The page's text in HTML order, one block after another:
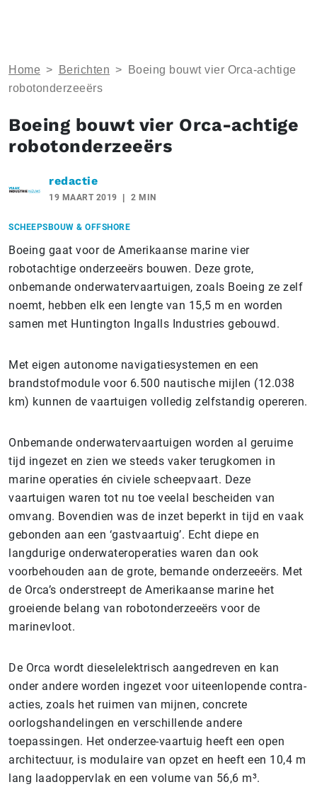
Home > Berichten >
Boeing bouwt vier Orca-achtige
robotonderzeeërs
Boeing bouwt vier Orca-achtige
robotonderzeeërs
redactie
19 MAART 2019 2 MIN
SCHEEPSBOUW & OFFSHORE
Boeing gaat voor de Amerikaanse marine vier
robotachtige onderzeeërs bouwen. Deze grote,
onbemande onderwatervaartuigen, zoals Boeing ze zelf
noemt, hebben elk een lengte van 15,5 m en worden
samen met Huntington Ingalls Industries gebouwd.
Met eigen autonome navigatiesystemen en een
brandstofmodule voor 6.500 nautische mijlen (12.038
km) kunnen de vaartuigen volledig zelfstandig opereren.
Onbemande onderwatervaartuigen worden al geruime
tijd ingezet en zien we steeds vaker terugkomen in
marine operaties én civiele scheepvaart. Deze
vaartuigen waren tot nu toe veelal bescheiden van
omvang. Bovendien was de inzet beperkt in tijd en vaak
gebonden aan een ‘gastvaartuig’. Echt diepe en
langdurige onderwateroperaties waren dan ook
voorbehouden aan de grote, bemande onderzeeërs. Met
de Orca’s onderstreept de Amerikaanse marine het
groeiende belang van robotonderzeeërs voor de
marinevloot.
De Orca wordt dieselelektrisch aangedreven en kan
onder andere worden ingezet voor uiteenlopende contra-
acties, zoals het ruimen van mijnen, concrete
oorlogshandelingen en verschillende andere
toepassingen. Het onderzee-vaartuig heeft een open
architectuur, is modulaire van opzet en heeft een 10,4 m
lang laadoppervlak en een volume van 56,6 m³.